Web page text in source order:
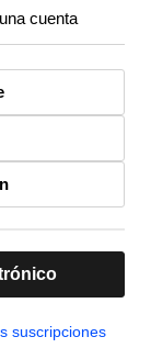
cuenta
suscripciones